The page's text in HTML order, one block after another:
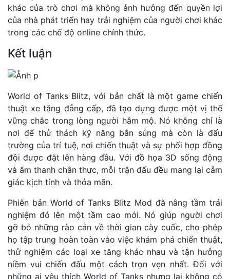
khác của trò chơi mà không ảnh hưởng đến quyền lợi
của nhà phát triển hay trải nghiệm của người chơi khác
trong các chế độ online chính thức.
Kết luận
World of Tanks Blitz, với bản chất là một game chiến
thuật xe tăng đẳng cấp, đã tạo dựng được một vị thế
vững chắc trong lòng người hâm mộ. Nó không chỉ là
nơi để thử thách kỹ năng bắn súng mà còn là đấu
trường của trí tuệ, nơi chiến thuật và sự phối hợp đồng
đội được đặt lên hàng đầu. Với đồ họa 3D sống động
và âm thanh chân thực, mỗi trận đấu đều mang lại cảm
giác kịch tính và thỏa mãn.
Phiên bản World of Tanks Blitz Mod đã nâng tầm trải
nghiệm đó lên một tầm cao mới. Nó giúp người chơi
gỡ bỏ những rào cản về thời gian cày cuốc, cho phép
họ tập trung hoàn toàn vào việc khám phá chiến thuật,
thử nghiệm các loại xe tăng khác nhau và tận hưởng
niềm vui chiến đấu một cách trọn vẹn nhất. Đối với
những ai yêu thích World of Tanks nhưng lại không có